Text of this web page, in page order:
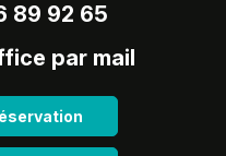
89 92 65
par mail